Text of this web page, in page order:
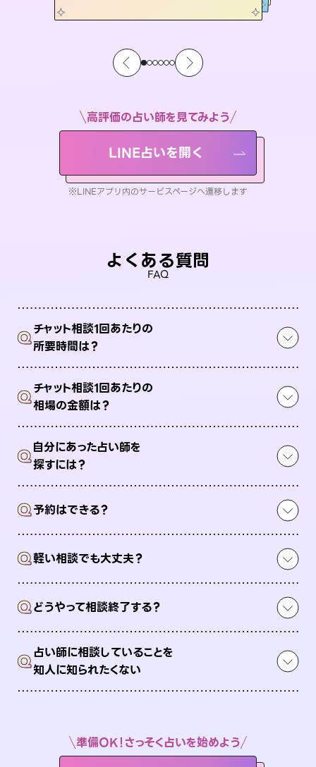
高評価の占い師を見てみよう
LINE占いを開く
※LINEアプリ内のサービスページへ遷移します
よくある質問
FAQ
Qチャット相談1回あたりの
所要時間は？
Qチャット相談1回あたりの
相場の金額は？
Q自分にあった占い師を
探すには？
Q予約はできる？
Q軽い相談でも大丈夫？
Qどうやって相談終了する？
Q占い師に相談していることを
知人に知られたくない
準備OK！さっそく占いを始めよう